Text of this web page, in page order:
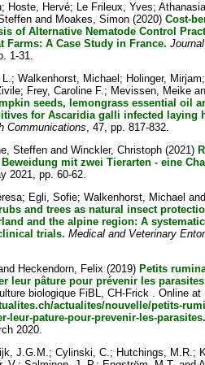
; Hoste, Hervé; Le Frileux, Yves;
and Moakes, Simon (2020)Cost-
of Alternative Nematode Control
Farms: A Case Study in France.
1-31.
L.;Walkenhorst, Michael ; Holinger, Mirjam
; Frey, Caroline F.; Mevissen, Meike
seeds, lemongrass essential oil
for Ascaridia galli infected laying
Communications, 47, pp. 817-832.
Steffen andWinckler, Christoph (2021)
mit zwei Tierarten - eine
2021, pp. 60-62.
; Egli, Sofie;Walkenhorst, Michael
and trees as natural insect
and the alpine region: A
trials. Medical and Veterinary
Heckendorn, Felix (2019) Petits
leur pâture pour prévenir les
biologique FiBL, CH-Frick . Online at
actualites/nouvelle/petits-
leur-pature-pour-prevenir-les-
2020.
J.G.M.;Cylinski, C.; Hutchings, M.R.;